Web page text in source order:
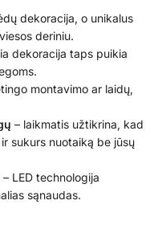
dekoracija, o unikalus
deriniu.
dekoracija taps puikia
montavimo ar laidų,
– laikmatis užtikrina, kad
sukurs nuotaiką be jūsų
– LED technologija
sąnaudas.